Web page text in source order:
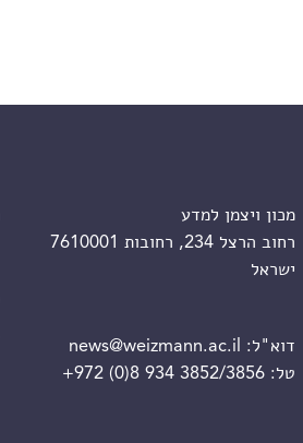
מכון ויצמן למדע
רחוב הרצל 234, רחובות 7610001
ישראל
דוא"ל:
news@weizmann.ac.il
טל:+972 (0)8 934 3852/3856